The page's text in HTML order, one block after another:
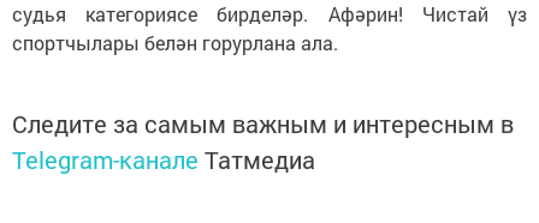
судья категориясе бирделәр. Афәрин! Чистай үз
спортчылары белән горурлана ала.
Следите за самым важным и интересным в
Telegram-канале Татмедиа